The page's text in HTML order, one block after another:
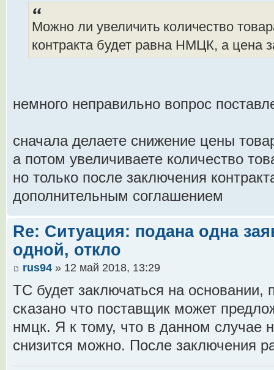
Можно ли увеличить количество
контракта будет равна НМЦК, а цена
немного неправильно вопрос
сначала делаете снижение цены
а потом увеличиваете количество
но только после заключения
дополнительным соглашением
Re: Ситуация: подана одна
одной, откло
rus94 » 12 май 2018, 13:29
ТС будет заключаться на основании,
сказано что поставщик может
нмцк. Я к тому, что в данном случае
снизится можно. После заключения